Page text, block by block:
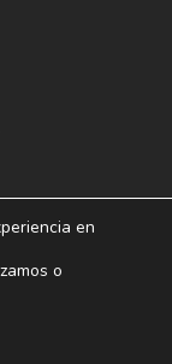
Vía Hispanidad, n.º
en
o